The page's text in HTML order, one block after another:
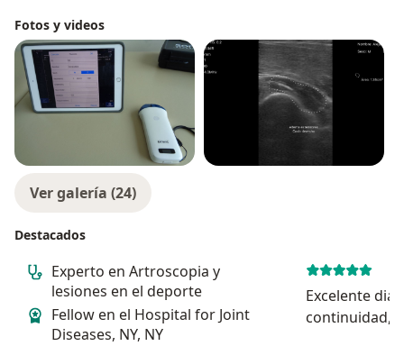
Fotos y videos
Ver galería (24)
Destacados
Experto en Artroscopia y
lesiones en el deporte
Fellow en el Hospital for Joint
Diseases, NY, NY
Excelente
continuidad,